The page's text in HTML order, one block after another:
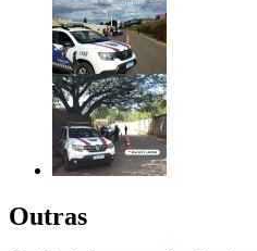
Outras